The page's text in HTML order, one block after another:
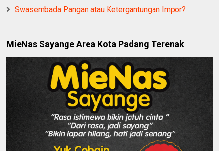
Swasembada Pangan atau Ketergantungan Impor?
MieNas Sayange Area Kota Padang Terenak